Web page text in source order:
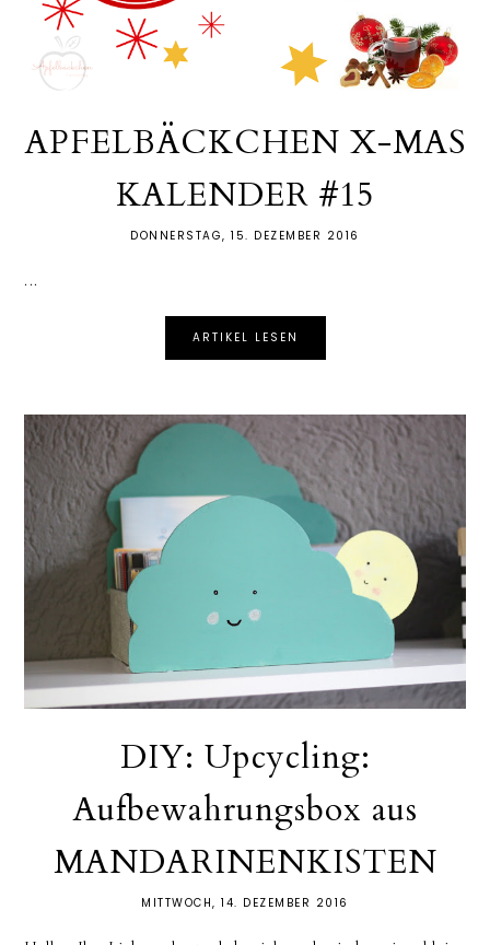
APFELBÄCKCHEN X-MAS
KALENDER #15
DONNERSTAG, 15. DEZEMBER 2016
...
ARTIKEL LESEN
DIY: Upcycling:
Aufbewahrungsbox aus
MANDARINENKISTEN
MITTWOCH, 14. DEZEMBER 2016